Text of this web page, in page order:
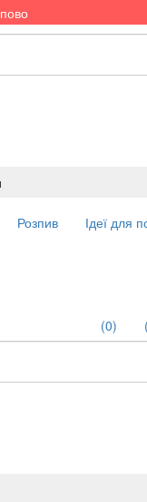
Розпив Ідеї для
(0)